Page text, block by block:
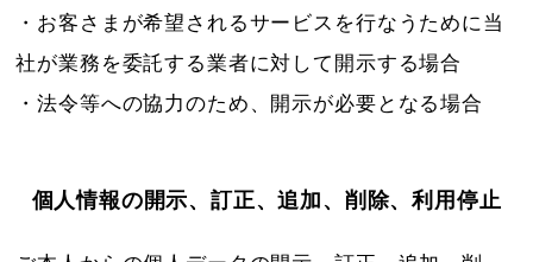
・お客さまが希望されるサービスを行なうために当
社が業務を委託する業者に対して開示する場合
・法令等への協力のため、開示が必要となる場合
個人情報の開示、訂正、追加、削除、利用停止